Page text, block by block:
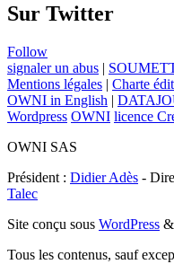
Sur Twitter
Follow
signaler un abus |
Mentions légales | Charte
OWNI in English |
Wordpress OWNI licence
OWNI SAS
Président : Didier Adès -
Talec
Site conçu sous WordPress
Tous les contenus, sauf